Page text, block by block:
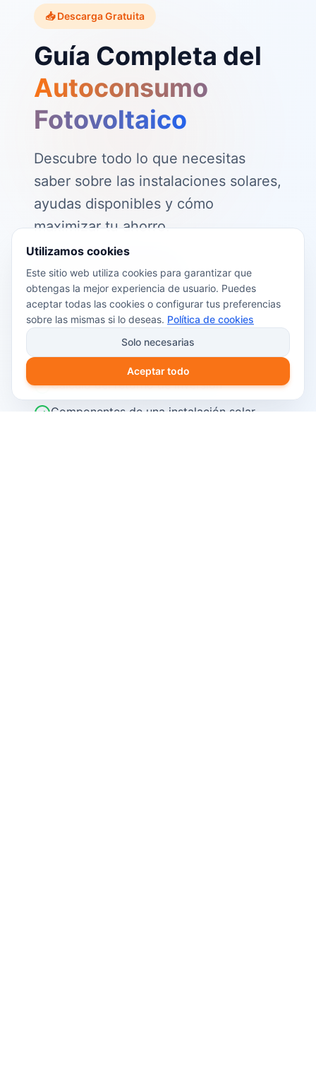
📥 Descarga Gratuita
Guía Completa del
Autoconsumo
Fotovoltaico
Descubre todo lo que necesitas
saber sobre las instalaciones solares,
ayudas disponibles y cómo
maximizar tu ahorro.
📖 Contenido de la guía:
Cómo funciona el autoconsumo
fotovoltaico
Ayudas y subvenciones disponibles en
2026
Cálculo del retorno de inversión
Componentes de una instalación solar
Utilizamos cookies
Este sitio web utiliza cookies para garantizar que
obtengas la mejor experiencia de usuario. Puedes
aceptar todas las cookies o configurar tus preferencias
sobre las mismas si lo deseas. Política de cookies
Solo necesarias
Aceptar todo